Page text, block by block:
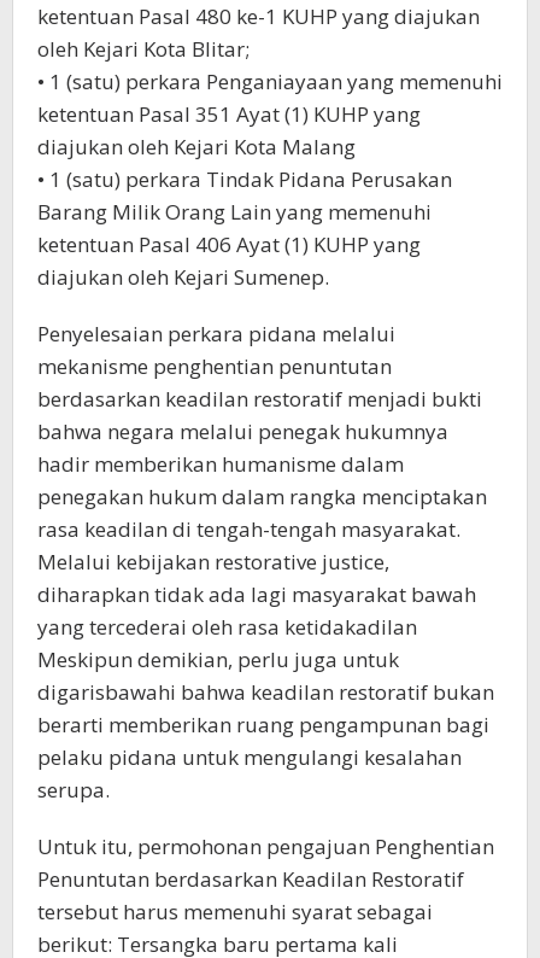
ketentuan Pasal 480 ke-1 KUHP yang diajukan
oleh Kejari Kota Blitar;
• 1 (satu) perkara Penganiayaan yang memenuhi
ketentuan Pasal 351 Ayat (1) KUHP yang
diajukan oleh Kejari Kota Malang
• 1 (satu) perkara Tindak Pidana Perusakan
Barang Milik Orang Lain yang memenuhi
ketentuan Pasal 406 Ayat (1) KUHP yang
diajukan oleh Kejari Sumenep.
Penyelesaian perkara pidana melalui
mekanisme penghentian penuntutan
berdasarkan keadilan restoratif menjadi bukti
bahwa negara melalui penegak hukumnya
hadir memberikan humanisme dalam
penegakan hukum dalam rangka menciptakan
rasa keadilan di tengah-tengah masyarakat.
Melalui kebijakan restorative justice,
diharapkan tidak ada lagi masyarakat bawah
yang tercederai oleh rasa ketidakadilan
Meskipun demikian, perlu juga untuk
digarisbawahi bahwa keadilan restoratif bukan
berarti memberikan ruang pengampunan bagi
pelaku pidana untuk mengulangi kesalahan
serupa.
Untuk itu, permohonan pengajuan Penghentian
Penuntutan berdasarkan Keadilan Restoratif
tersebut harus memenuhi syarat sebagai
berikut: Tersangka baru pertama kali